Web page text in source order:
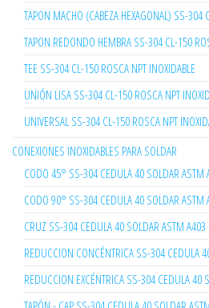
TAPON MACHO (CABEZA HEXAGONAL) SS-304
TAPON REDONDO HEMBRA SS-304 CL-150
TEE SS-304 CL-150 ROSCA NPT INOXIDABLE
UNIÓN LISA SS-304 CL-150 ROSCA NPT
UNIVERSAL SS-304 CL-150 ROSCA NPT
CONEXIONES INOXIDABLES PARA SOLDAR
CODO 45° SS-304 CEDULA 40 SOLDAR ASTM
CODO 90° SS-304 CEDULA 40 SOLDAR ASTM
CRUZ SS-304 CEDULA 40 SOLDAR ASTM A403
REDUCCION CONCÉNTRICA SS-304 CEDULA
REDUCCION EXCÉNTRICA SS-304 CEDULA 40